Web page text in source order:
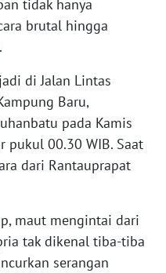
tidak hanya
brutal hingga
di Jalan Lintas
Baru,
pada Kamis
00.30 WIB. Saat
dari Rantauprapat
maut mengintai dari
tak dikenal tiba-tiba
serangan